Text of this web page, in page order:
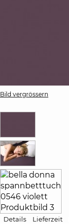
Bild vergrössern
Details Lieferzeit